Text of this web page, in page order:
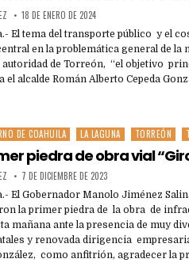
18 DE ENERO DE 2024
El tema del transporte público y el
en la problemática general de la
de Torreón, “el objetivo
el alcalde Román Alberto Cepeda
DE COAHUILA LA LAGUNA TORREÓN
piedra de obra vial
7 DE DICIEMBRE DE 2023
El Gobernador Manolo Jiménez
la primer piedra de la obra de
mañana ante la presencia de muy
y renovada dirigencia
como anfitrión, agradecer la